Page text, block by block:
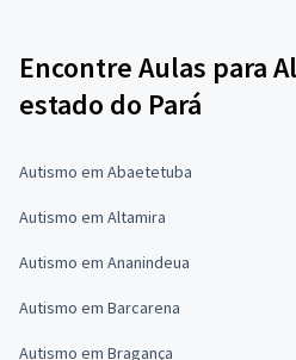
Encontre Aulas para
estado do Pará
Autismo em Abaetetuba
Autismo em Altamira
Autismo em Ananindeua
Autismo em Barcarena
Autismo em Bragança